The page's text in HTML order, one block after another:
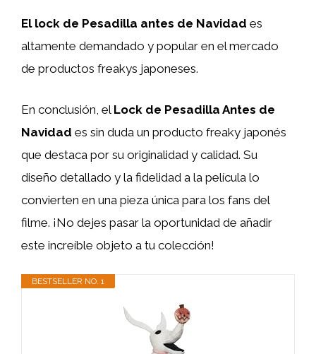
El lock de Pesadilla antes de Navidad es
altamente demandado y popular en el mercado
de productos freakys japoneses.
En conclusión, el Lock de Pesadilla Antes de
Navidad es sin duda un producto freaky japonés
que destaca por su originalidad y calidad. Su
diseño detallado y la fidelidad a la película lo
convierten en una pieza única para los fans del
filme. ¡No dejes pasar la oportunidad de añadir
este increíble objeto a tu colección!
BESTSELLER NO. 1